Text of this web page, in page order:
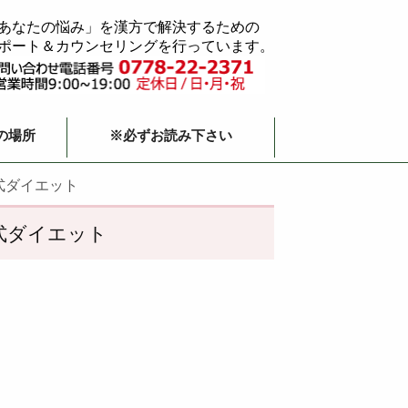
あなたの悩み」を漢方で解決するための
ート＆カウンセリングを行っています。
場所 ※必ずお読み下さい
イエット
イエット